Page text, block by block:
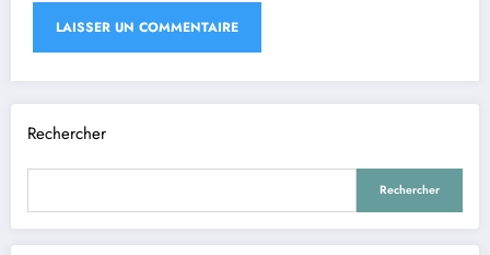
Rechercher
Rechercher